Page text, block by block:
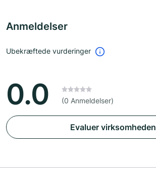
Anmeldelser
Ubekræftede vurderinger
0.0 (0 Anmeldelser)
Evaluer virksomheden